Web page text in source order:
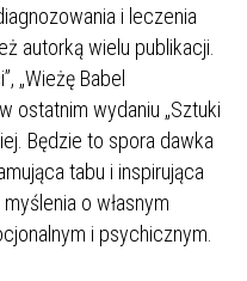
i leczenia
autorką wielu publikacji.
„Wieżę Babel
ostatnim wydaniu „Sztuki
Będzie to spora dawka
tabu i inspirująca
o własnym
i psychicznym.